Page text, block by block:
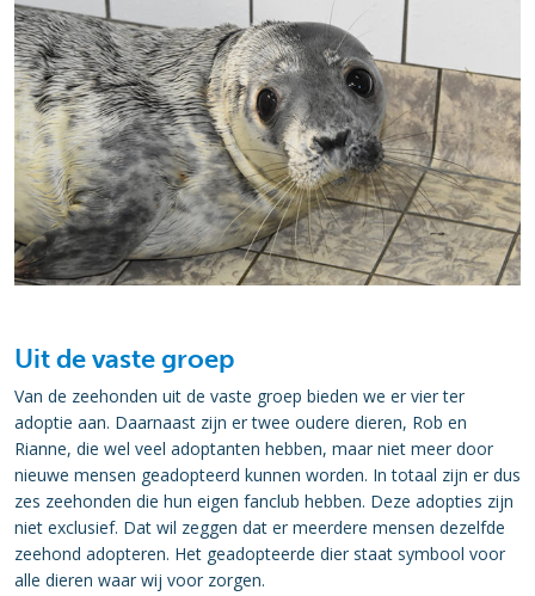
Uit de vaste groep
Van de zeehonden uit de vaste groep bieden we er vier ter
adoptie aan. Daarnaast zijn er twee oudere dieren, Rob en
Rianne, die wel veel adoptanten hebben, maar niet meer door
nieuwe mensen geadopteerd kunnen worden. In totaal zijn er dus
zes zeehonden die hun eigen fanclub hebben. Deze adopties zijn
niet exclusief. Dat wil zeggen dat er meerdere mensen dezelfde
zeehond adopteren. Het geadopteerde dier staat symbool voor
alle dieren waar wij voor zorgen.